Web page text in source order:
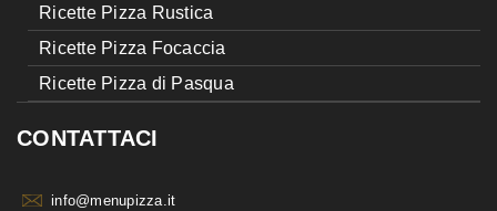
Ricette Pizza Rustica
Ricette Pizza Focaccia
Ricette Pizza di Pasqua
CONTATTACI
info@menupizza.it